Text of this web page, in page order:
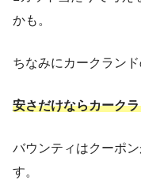
かも。
ちなみにカークラン
安さだけならカーク
バウンティはクーポ
す。